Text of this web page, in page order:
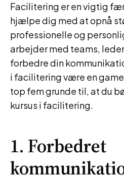
Facilitering er en vigtig
hjælpe dig med at opnå
professionelle og
arbejder med teams,
forbedre din
i facilitering være en
top fem grunde til, at du
kursus i facilitering.
1. Forbedret